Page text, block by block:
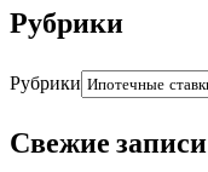
Рубрики
Рубрики
Свежие записи